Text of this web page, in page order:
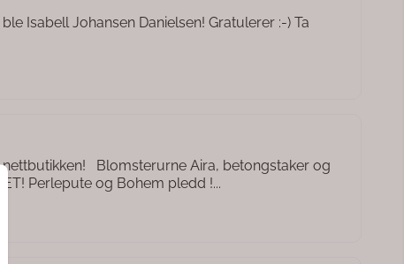
Isabell Johansen Danielsen! Gratulerer :-) Ta
Blomsterurne Aira, betongstaker og
Perlepute og Bohem pledd !...